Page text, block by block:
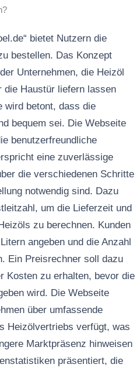
bietet Nutzern die
bestellen. Das Konzept
Unternehmen, die Heizöl
die Haustür liefern lassen
wird betont, dass die
bequem sei. Die Webseite
benutzerfreundliche
eine zuverlässige
die verschiedenen Schritte
notwendig sind. Dazu
um die Lieferzeit und
zu berechnen. Kunden
angeben und die Anzahl
Ein Preisrechner soll dazu
Kosten zu erhalten, bevor die
wird. Die Webseite
über umfassende
Heizölvertriebs verfügt, was
Marktpräsenz hinweisen
präsentiert, die